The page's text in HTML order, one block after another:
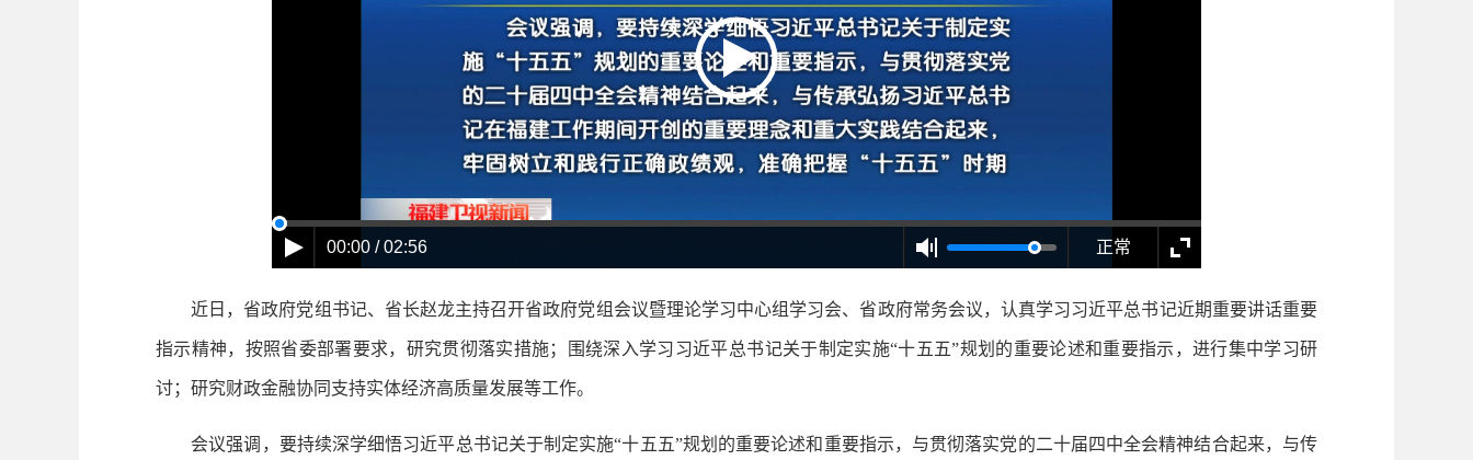
00:00 / 02:56 正常
近日，省政府党组书记、省长赵龙主持召开省政府党组会议暨理论学习中心组学习会、省政府常务会议，认真学习习近平总书记近期重要讲话重要
指示精神，按照省委部署要求，研究贯彻落实措施；围绕深入学习习近平总书记关于制定实施“十五五”规划的重要论述和重要指示，进行集中学习研
讨；研究财政金融协同支持实体经济高质量发展等工作。
会议强调，要持续深学细悟习近平总书记关于制定实施“十五五”规划的重要论述和重要指示，与贯彻落实党的二十届四中全会精神结合起来，与传